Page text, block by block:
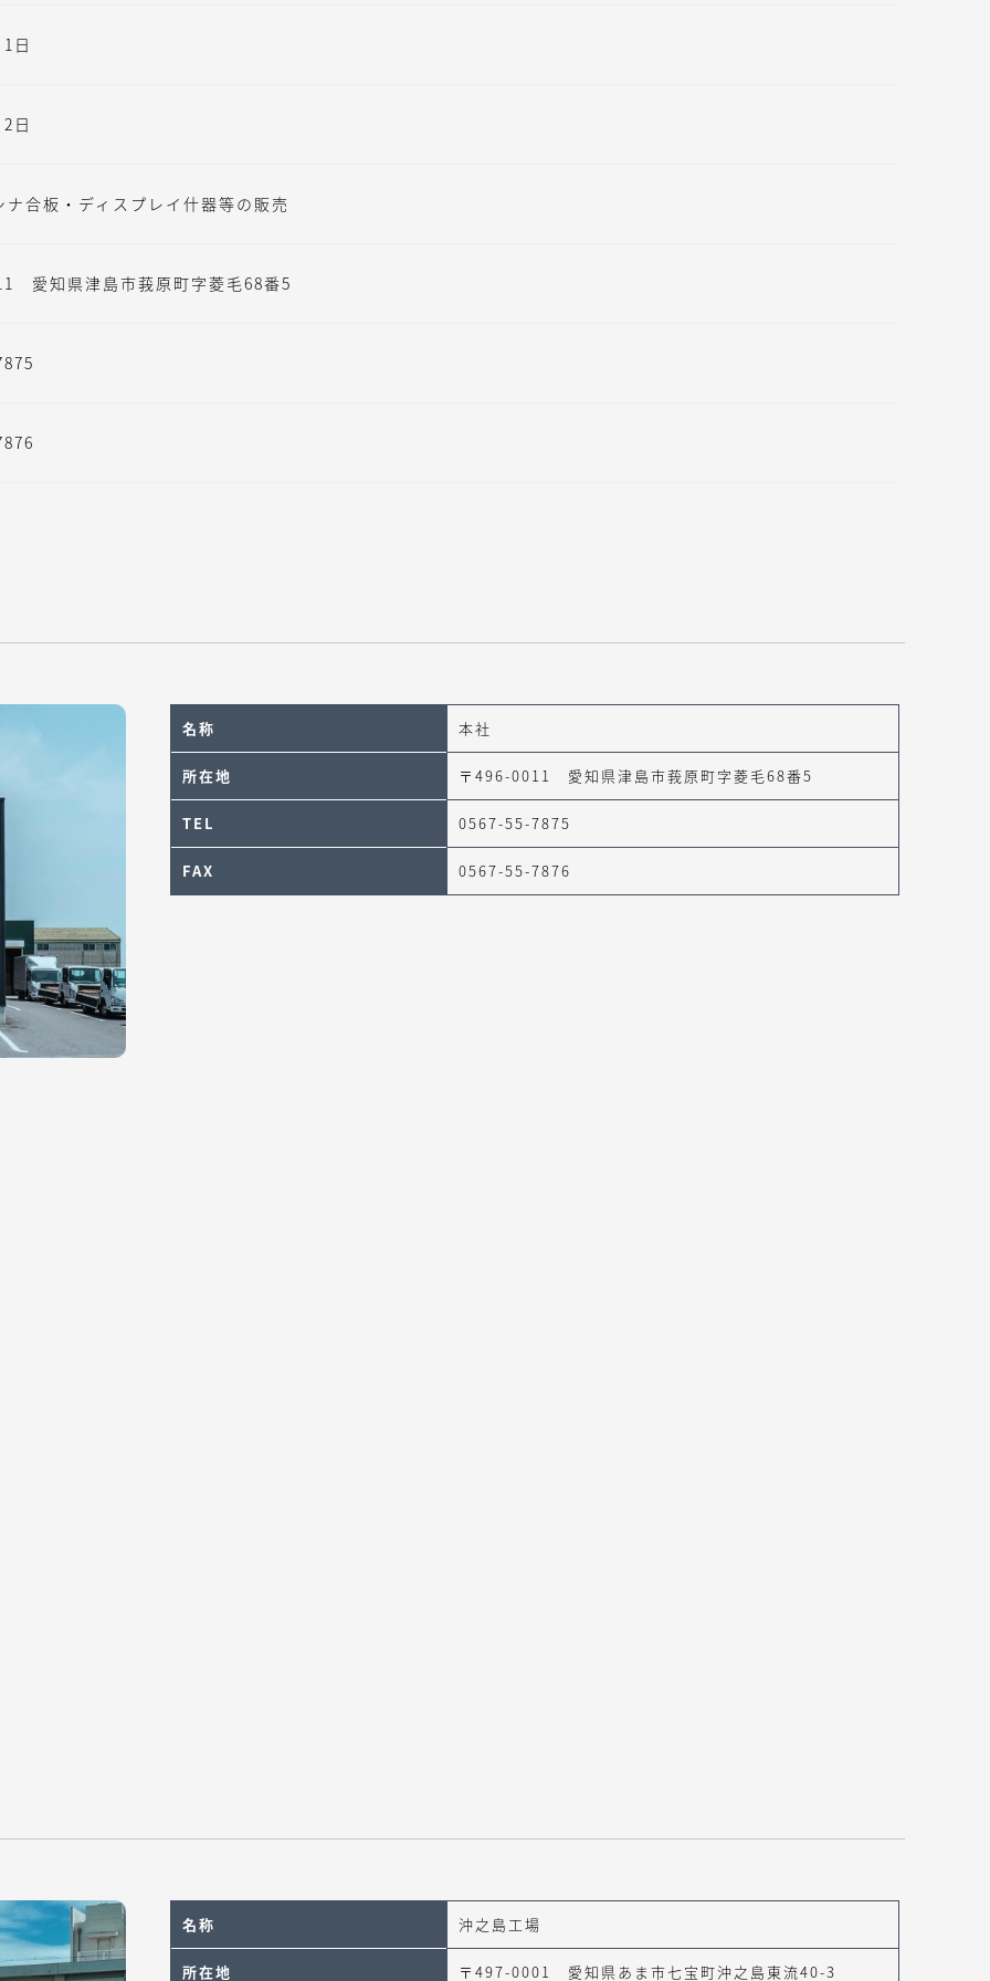
日
日
ナ合板・ディスプレイ什器等の販売
愛知県津島市莪原町字菱毛68番5
名称 本社
所在地 〒496-0011 愛知県津島市莪原町字菱毛68番5
TEL 0567-55-7875
FAX 0567-55-7876
名称 沖之島工場
所在地 〒497-0001 愛知県あま市七宝町沖之島東流40-3